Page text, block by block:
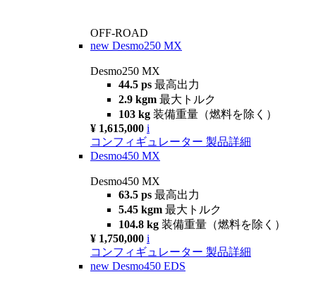
OFF-ROAD
new Desmo250 MX
Desmo250 MX
44.5 ps 最高出力
2.9 kgm 最大トルク
103 kg 装備重量（燃料を除く）
¥ 1,615,000 i
コンフィギュレーター 製品詳細
Desmo450 MX
Desmo450 MX
63.5 ps 最高出力
5.45 kgm 最大トルク
104.8 kg 装備重量（燃料を除く）
¥ 1,750,000 i
コンフィギュレーター 製品詳細
new Desmo450 EDS